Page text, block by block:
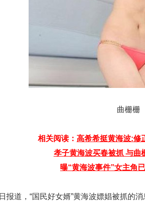
曲栅栅
相关阅读： 高希希挺黄海波:修
孝子黄海波买春被抓 与曲
曝“黄海波事件”女主角
报道，“国民好女婿”黄海波嫖娼被抓的